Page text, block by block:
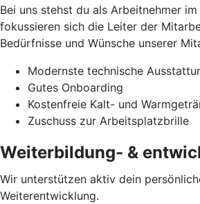
Bei uns stehst du als Arbeitnehmer
fokussieren sich die Leiter der
Bedürfnisse und Wünsche unserer
Modernste technische
Gutes Onboarding
Kostenfreie Kalt- und
Zuschuss zur Arbeitsplatzbrille
Weiterbildung- &
Wir unterstützen aktiv dein
Weiterentwicklung.